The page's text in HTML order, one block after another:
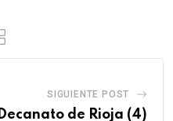
SIGUIENTE POST
de Rioja (4)